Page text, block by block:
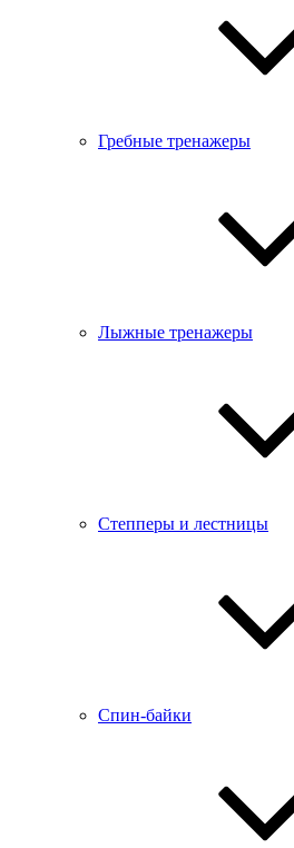
Гребные тренажеры
Лыжные тренажеры
Степперы и лестницы
Спин-байки